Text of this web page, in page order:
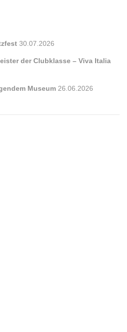
30.07.2026
der Clubklasse – Viva Italia
Museum 26.06.2026